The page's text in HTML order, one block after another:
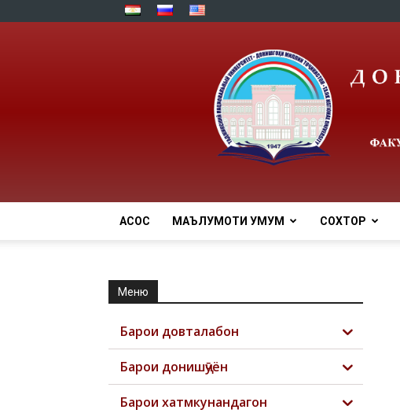
АСОСӢ МАЪЛУМОТИ УМУМӢ СОХТОР
Меню
Барои довталабон
Барои донишҷӯён
Барои хатмкунандагон